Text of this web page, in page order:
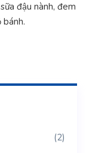
đậu nành, đem
(2)